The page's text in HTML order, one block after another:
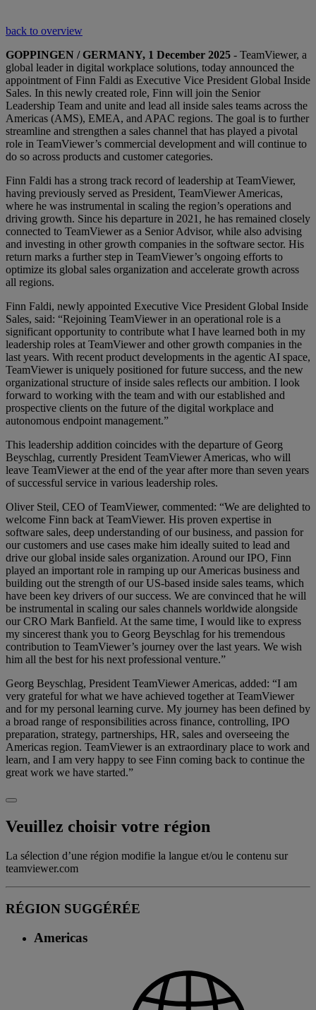
back to overview
GOPPINGEN / GERMANY, 1 December 2025 - TeamViewer, a
global leader in digital workplace solutions, today announced the
appointment of Finn Faldi as Executive Vice President Global Inside
Sales. In this newly created role, Finn will join the Senior
Leadership Team and unite and lead all inside sales teams across the
Americas (AMS), EMEA, and APAC regions. The goal is to further
streamline and strengthen a sales channel that has played a pivotal
role in TeamViewer’s commercial development and will continue to
do so across products and customer categories.
Finn Faldi has a strong track record of leadership at TeamViewer,
having previously served as President, TeamViewer Americas,
where he was instrumental in scaling the region’s operations and
driving growth. Since his departure in 2021, he has remained closely
connected to TeamViewer as a Senior Advisor, while also advising
and investing in other growth companies in the software sector. His
return marks a further step in TeamViewer’s ongoing efforts to
optimize its global sales organization and accelerate growth across
all regions.
Finn Faldi, newly appointed Executive Vice President Global Inside
Sales, said: “Rejoining TeamViewer in an operational role is a
significant opportunity to contribute what I have learned both in my
leadership roles at TeamViewer and other growth companies in the
last years. With recent product developments in the agentic AI space,
TeamViewer is uniquely positioned for future success, and the new
organizational structure of inside sales reflects our ambition. I look
forward to working with the team and with our established and
prospective clients on the future of the digital workplace and
autonomous endpoint management.”
This leadership addition coincides with the departure of Georg
Beyschlag, currently President TeamViewer Americas, who will
leave TeamViewer at the end of the year after more than seven years
of successful service in various leadership roles.
Oliver Steil, CEO of TeamViewer, commented: “We are delighted to
welcome Finn back at TeamViewer. His proven expertise in
software sales, deep understanding of our business, and passion for
our customers and use cases make him ideally suited to lead and
drive our global inside sales organization. Around our IPO, Finn
played an important role in ramping up our Americas business and
building out the strength of our US-based inside sales teams, which
have been key drivers of our success. We are convinced that he will
be instrumental in scaling our sales channels worldwide alongside
our CRO Mark Banfield. At the same time, I would like to express
my sincerest thank you to Georg Beyschlag for his tremendous
contribution to TeamViewer’s journey over the last years. We wish
him all the best for his next professional venture.”
Georg Beyschlag, President TeamViewer Americas, added: “I am
very grateful for what we have achieved together at TeamViewer
and for my personal learning curve. My journey has been defined by
a broad range of responsibilities across finance, controlling, IPO
preparation, strategy, partnerships, HR, sales and overseeing the
Americas region. TeamViewer is an extraordinary place to work and
learn, and I am very happy to see Finn coming back to continue the
great work we have started.”
Veuillez choisir votre région
La sélection d’une région modifie la langue et/ou le contenu sur
teamviewer.com
RÉGION SUGGÉRÉE
Americas